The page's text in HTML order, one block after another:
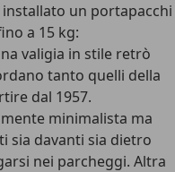
un portapacchi
a 15 kg:
valigia in stile retrò
tanto quelli della
dal 1957.
minimalista ma
sia davanti sia dietro
nei parcheggi. Altra